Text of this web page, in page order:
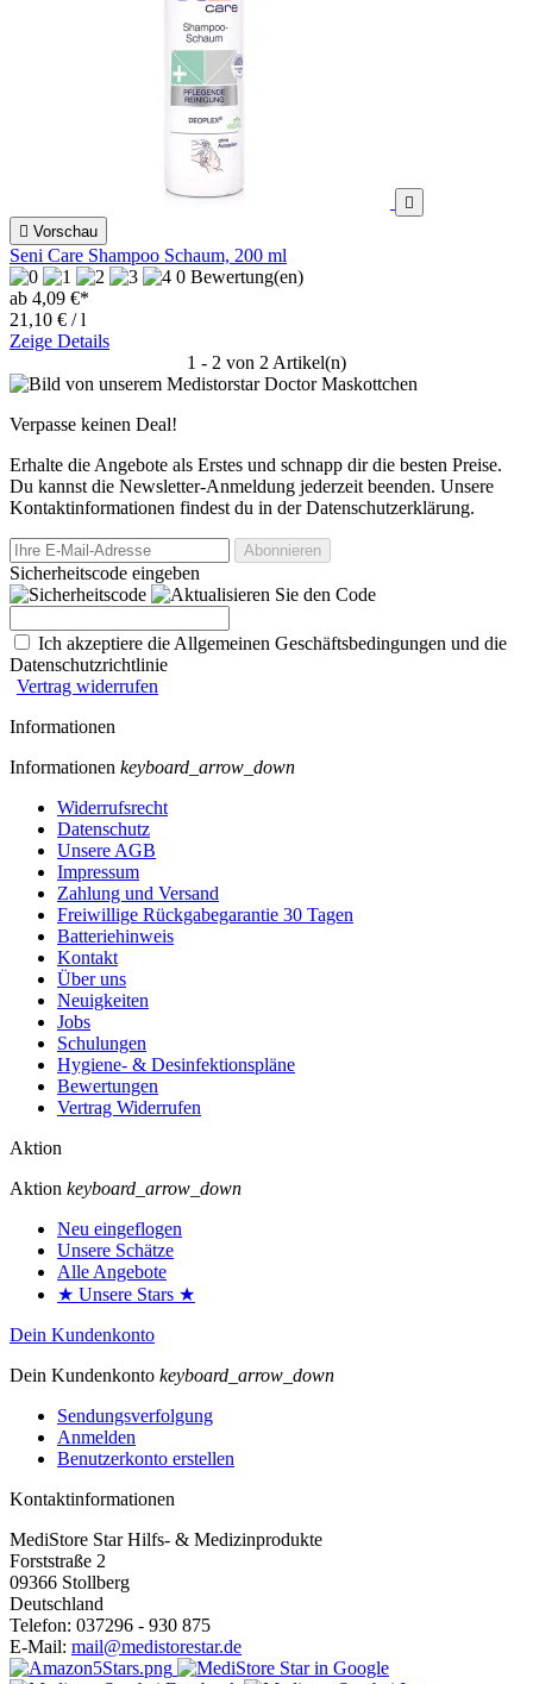

 Vorschau
Seni Care Shampoo Schaum, 200 ml
0 Bewertung(en)
ab 4,09 €*
21,10 € / l
Zeige Details
1 - 2 von 2 Artikel(n)
Verpasse keinen Deal!
Erhalte die Angebote als Erstes und schnapp dir die besten Preise.
Du kannst die Newsletter-Anmeldung jederzeit beenden. Unsere
Kontaktinformationen findest du in der Datenschutzerklärung.
Sicherheitscode eingeben
Ich akzeptiere die Allgemeinen Geschäftsbedingungen und die
Datenschutzrichtlinie
Vertrag widerrufen
Informationen
Informationen keyboard_arrow_down
Widerrufsrecht
Datenschutz
Unsere AGB
Impressum
Zahlung und Versand
Freiwillige Rückgabegarantie 30 Tagen
Batteriehinweis
Kontakt
Über uns
Neuigkeiten
Jobs
Schulungen
Hygiene- & Desinfektionspläne
Bewertungen
Vertrag Widerrufen
Aktion
Aktion keyboard_arrow_down
Neu eingeflogen
Unsere Schätze
Alle Angebote
★ Unsere Stars ★
Dein Kundenkonto
Dein Kundenkonto keyboard_arrow_down
Sendungsverfolgung
Anmelden
Benutzerkonto erstellen
Kontaktinformationen
MediStore Star Hilfs- & Medizinprodukte
Forststraße 2
09366 Stollberg
Deutschland
Telefon: 037296 - 930 875
E-Mail: mail@medistorestar.de